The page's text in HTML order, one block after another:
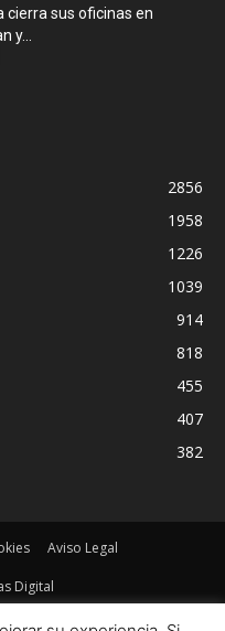
cierra sus oficinas en
y...
2856
1958
1226
1039
914
818
455
407
382
Aviso Legal
Digital